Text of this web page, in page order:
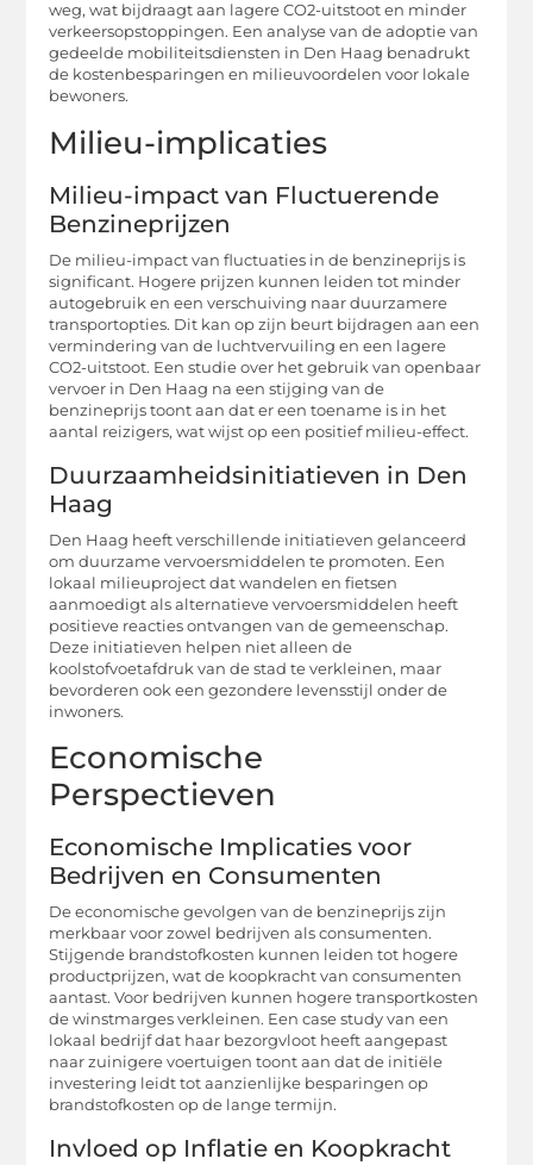
weg, wat bijdraagt aan lagere CO2-uitstoot en minder
verkeersopstoppingen. Een analyse van de adoptie van
gedeelde mobiliteitsdiensten in Den Haag benadrukt
de kostenbesparingen en milieuvoordelen voor lokale
bewoners.
Milieu-implicaties
Milieu-impact van Fluctuerende
Benzineprijzen
De milieu-impact van fluctuaties in de benzineprijs is
significant. Hogere prijzen kunnen leiden tot minder
autogebruik en een verschuiving naar duurzamere
transportopties. Dit kan op zijn beurt bijdragen aan een
vermindering van de luchtvervuiling en een lagere
CO2-uitstoot. Een studie over het gebruik van openbaar
vervoer in Den Haag na een stijging van de
benzineprijs toont aan dat er een toename is in het
aantal reizigers, wat wijst op een positief milieu-effect.
Duurzaamheidsinitiatieven in Den
Haag
Den Haag heeft verschillende initiatieven gelanceerd
om duurzame vervoersmiddelen te promoten. Een
lokaal milieuproject dat wandelen en fietsen
aanmoedigt als alternatieve vervoersmiddelen heeft
positieve reacties ontvangen van de gemeenschap.
Deze initiatieven helpen niet alleen de
koolstofvoetafdruk van de stad te verkleinen, maar
bevorderen ook een gezondere levensstijl onder de
inwoners.
Economische
Perspectieven
Economische Implicaties voor
Bedrijven en Consumenten
De economische gevolgen van de benzineprijs zijn
merkbaar voor zowel bedrijven als consumenten.
Stijgende brandstofkosten kunnen leiden tot hogere
productprijzen, wat de koopkracht van consumenten
aantast. Voor bedrijven kunnen hogere transportkosten
de winstmarges verkleinen. Een case study van een
lokaal bedrijf dat haar bezorgvloot heeft aangepast
naar zuinigere voertuigen toont aan dat de initiële
investering leidt tot aanzienlijke besparingen op
brandstofkosten op de lange termijn.
Invloed op Inflatie en Koopkracht